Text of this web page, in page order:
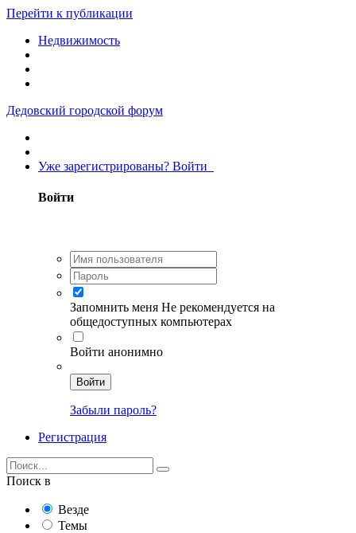
Перейти к публикации
Недвижимость
Дедовский городской форум
Уже зарегистрированы? Войти
Войти
Запомнить меня Не рекомендуется на
общедоступных компьютерах
Войти анонимно
Войти
Забыли пароль?
Регистрация
Поиск в
Везде
Темы